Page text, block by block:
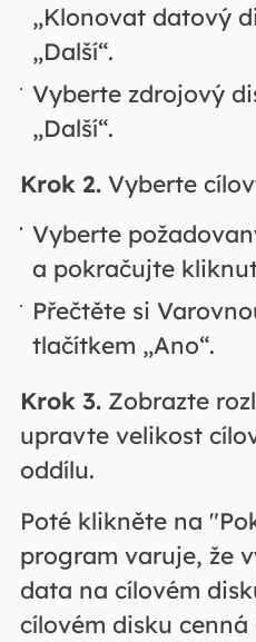
„Klonovat datový
„Další“.
Vyberte zdrojový
„Další“.
Krok 2.Vyberte
Vyberte
a pokračujte
Přečtěte si
tlačítkem „Ano“.
Krok 3.Zobrazte
upravte velikost
oddílu.
Poté klikněte na
program varuje, že
data na cílovém
cílovém disku